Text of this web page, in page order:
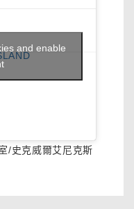
and enable
/史克威爾艾尼克斯